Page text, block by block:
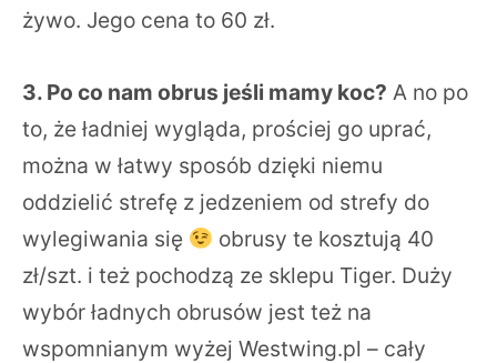
żywo. Jego cena to 60 zł.
3. Po co nam obrus jeśli mamy koc? A no po
to, że ładniej wygląda, prościej go uprać,
można w łatwy sposób dzięki niemu
oddzielić strefę z jedzeniem od strefy do
wylegiwania się
obrusy te kosztują 40
zł/szt. i też pochodzą ze sklepu Tiger. Duży
wybór ładnych obrusów jest też na
wspomnianym wyżej Westwing.pl – cały